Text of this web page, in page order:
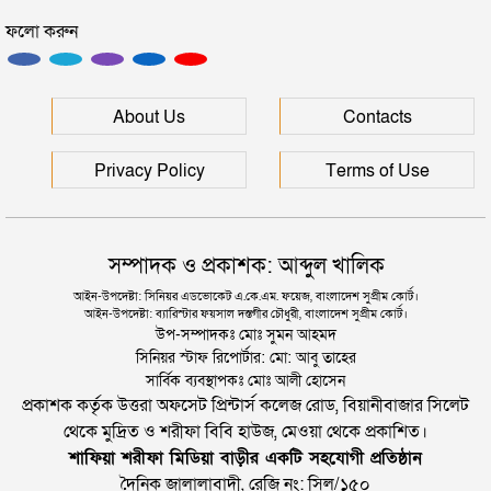
প্রধানমন্ত্রী
সিলেটে আরও দুইজনের মৃত্যু, হাসপাতালে ৩ শতাধিক
ফলো করুন
About Us Contacts
Privacy Policy Terms of Use
সম্পাদক ও প্রকাশক: আব্দুল খালিক
আইন-উপদেষ্টা: সিনিয়র এডভোকেট এ.কে.এম. ফয়েজ, বাংলাদেশ সুপ্রীম কোর্ট।
আইন-উপদেষ্টা: ব্যারিস্টার ফয়সাল দস্তগীর চৌধুরী, বাংলাদেশ সুপ্রীম কোর্ট।
উপ-সম্পাদকঃ মোঃ সুমন আহমদ
সিনিয়র স্টাফ রিপোর্টার: মো: আবু তাহের
সার্বিক ব্যবস্থাপকঃ মোঃ আলী হোসেন
প্রকাশক কর্তৃক উত্তরা অফসেট প্রিন্টার্স কলেজ রোড, বিয়ানীবাজার সিলেট
থেকে মুদ্রিত ও শরীফা বিবি হাউজ, মেওয়া থেকে প্রকাশিত।
শাফিয়া শরীফা মিডিয়া বাড়ীর একটি সহযোগী প্রতিষ্ঠান
দৈনিক জালালাবাদী, রেজি নং: সিল/১৫০